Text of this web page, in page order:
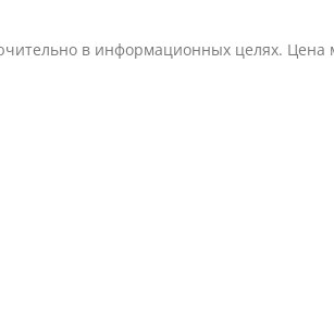
в информационных целях. Цена